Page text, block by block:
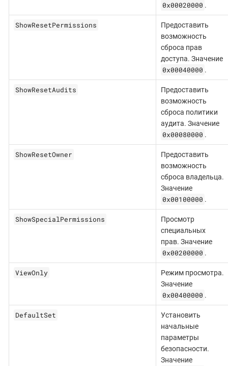
0x00020000 .
ShowResetPermissions
Предоставить
возможность
сброса прав
доступа. Значение
0x00040000 .
ShowResetAudits
Предоставить
возможность
сброса политики
аудита. Значение
0x00080000 .
ShowResetOwner
Предоставить
возможность
сброса владельца.
Значение
0x00100000 .
ShowSpecialPermissions
Просмотр
специальных
прав. Значение
0x00200000 .
ViewOnly
Режим просмотра.
Значение
0x00400000 .
DefaultSet
Установить
начальные
параметры
безопасности.
Значение